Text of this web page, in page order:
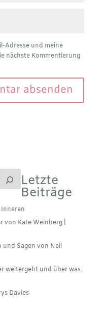
Adresse und meine
nächste Kommentierung
Letzte
Beiträge
Inneren
von Kate Weinberg |
und Sagen von Neil
weitergeht und über was
Davies